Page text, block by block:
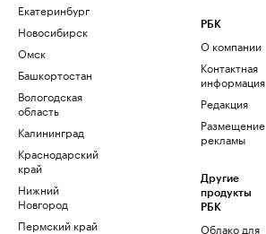
Екатеринбург
Новосибирск
Омск
Башкортостан
Вологодская
область
Калининград
Краснодарский
край
Нижний
Новгород
Пермский край
РБК
О компании
Контактная
информация
Редакция
Размещение
рекламы
Другие
продукты
РБК
Облако для